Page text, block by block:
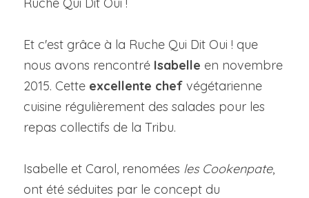
Et c'est grâce à la Ruche Qui Dit Oui ! que
nous avons rencontré Isabelle en novembre
2015. Cette excellente chef végétarienne
cuisine régulièrement des salades pour les
repas collectifs de la Tribu.
Isabelle et Carol, renomées les Cookenpate,
ont été séduites par le concept du